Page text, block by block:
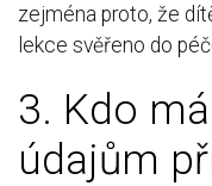
zejména proto, že
lekce svěřeno do
3. Kdo
údajům